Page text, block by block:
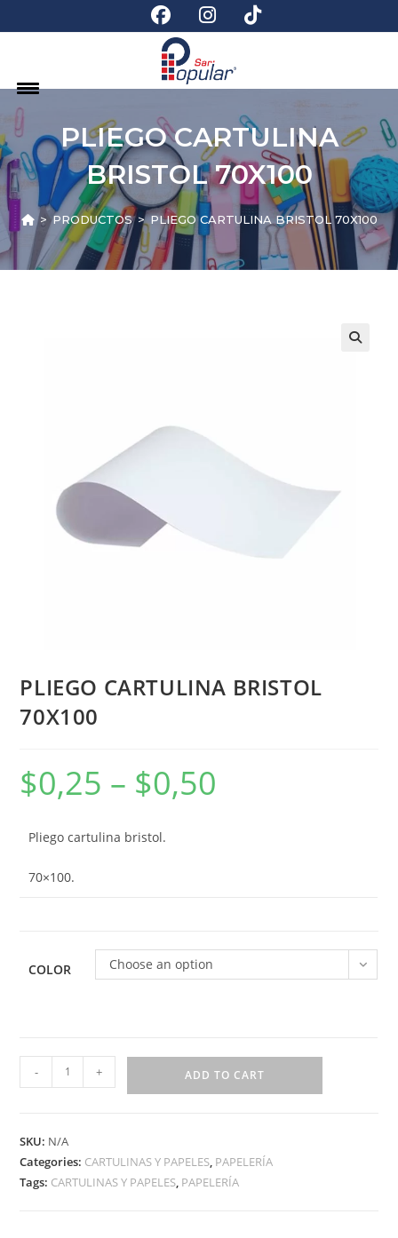
PLIEGO CARTULINA
BRISTOL 70X100
> PRODUCTOS > PLIEGO CARTULINA BRISTOL 70X100
PLIEGO CARTULINA BRISTOL
70X100
$0,25 – $0,50
Pliego cartulina bristol.
70×100.
COLOR Choose an option
- + ADD TO CART
SKU: N/A
Categories: CARTULINAS Y PAPELES, PAPELERÍA
Tags: CARTULINAS Y PAPELES, PAPELERÍA